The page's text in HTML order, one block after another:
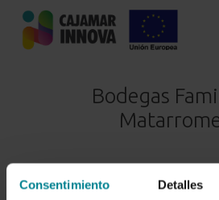
Consentimiento Detalles
Skip
Bodegas